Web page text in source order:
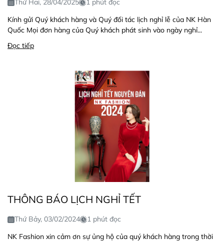
Thứ Hai, 28/04/2025
1 phút đọc
Kính gửi Quý khách hàng và Quý đối tác lịch nghỉ lễ của NK Hàn
Quốc Mọi đơn hàng của Quý khách phát sinh vào ngày nghỉ...
Đọc tiếp
THÔNG BÁO LỊCH NGHỈ TẾT
Thứ Bảy, 03/02/2024
1 phút đọc
NK Fashion xin cảm ơn sự ủng hộ của quý khách hàng trong thời